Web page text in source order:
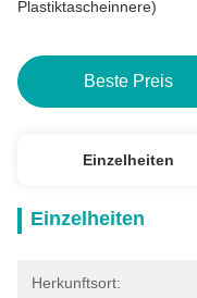
Plastiktascheinnere)
Beste Preis
Einzelheiten
Einzelheiten
Herkunftsort: